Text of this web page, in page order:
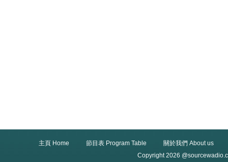
主頁 Home 節目表 Program Table
關於我們 About us
Copyright 2026